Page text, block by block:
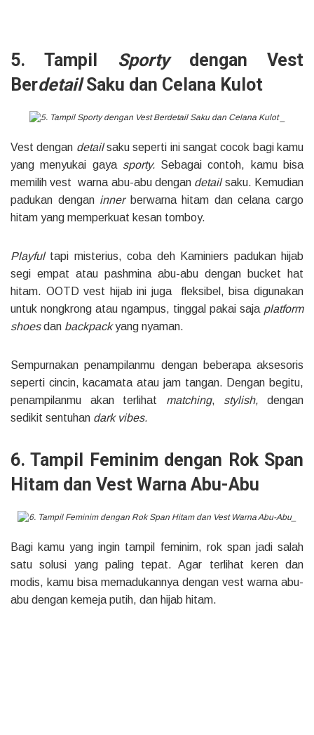
5. Tampil Sportydengan Vest
BerdetailSaku dan Celana Kulot
Vest dengan detailsaku seperti ini sangat cocok bagi kamu
yang menyukai gaya sporty.Sebagai contoh, kamu bisa
memilih vest warna abu-abu dengan detailsaku. Kemudian
padukan dengan inner berwarna hitam dan celana cargo
hitam yang memperkuat kesan tomboy.
Playful tapi misterius, coba deh Kaminiers padukan hijab
segi empat atau pashmina abu-abu dengan bucket hat
hitam. OOTD vest hijab ini juga fleksibel, bisa digunakan
untuk nongkrong atau ngampus, tinggal pakai saja platform
shoesdan backpackyang nyaman.
Sempurnakan penampilanmu dengan beberapa aksesoris
seperti cincin, kacamata atau jam tangan. Dengan begitu,
penampilanmu akan terlihat matching, stylish,dengan
sedikit sentuhan dark vibes.
6. Tampil Feminim dengan Rok Span
Hitam dan Vest Warna Abu-Abu
Bagi kamu yang ingin tampil feminim, rok span jadi salah
satu solusi yang paling tepat. Agar terlihat keren dan
modis, kamu bisa memadukannya dengan vest warna abu-
abu dengan kemeja putih, dan hijab hitam.